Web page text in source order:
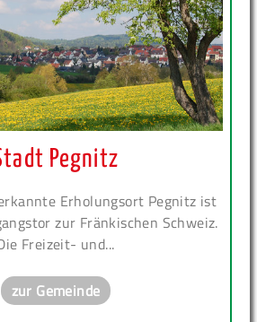
Pegnitz
Erholungsort Pegnitz ist
zur Fränkischen Schweiz.
Freizeit- und...
zur Gemeinde